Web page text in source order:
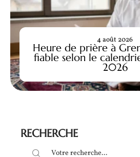
Heure de prière à
fiable selon le
2026
4 août 2026
RECHERCHE